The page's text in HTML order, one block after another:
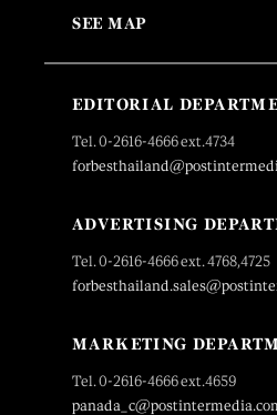
SEE MAP
EDITORIAL
Tel. 0-2616-4666 ext.4734
ADVERTISING
Tel. 0-2616-4666 ext. 4768,4725
MARKETING
Tel. 0-2616-4666 ext.4659